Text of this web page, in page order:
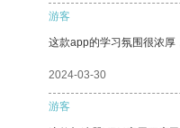
游客
这款app的学习氛围很浓厚
2024-03-30
游客